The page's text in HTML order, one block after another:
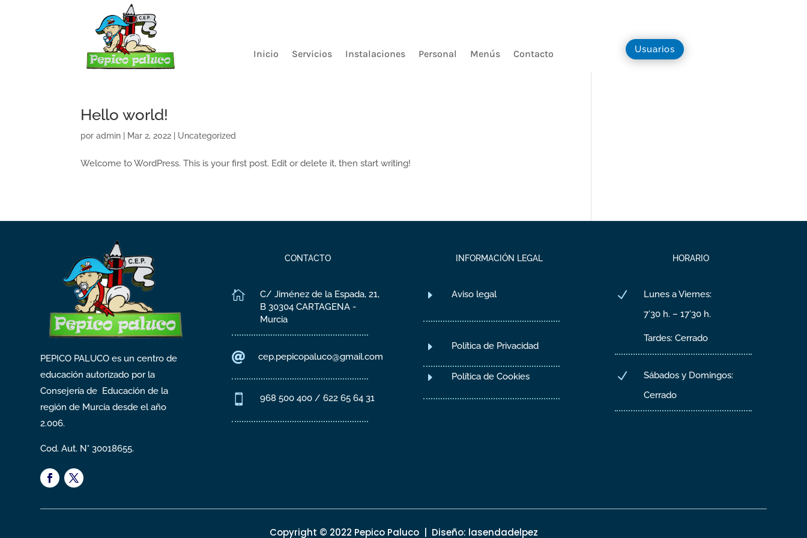
Inicio Servicios Instalaciones Personal Menús Contacto Usuarios
Hello world!
poradmin Mar 2, 2022 Uncategorized
Welcome to WordPress. This is your first post. Edit or delete it, then start writing!
PEPICO PALUCO es un centro de
educación autorizado por la
Consejería de Educación de la
región de Murcia desde el año
2.006.
Cod. Aut. N° 30018655.
CONTACTO

C/ Jiménez de la Espada, 21,
B 30304 CARTAGENA -
Murcia
 cep.pepicopaluco@gmail.com
 968 500 400 / 622 65 64 31
INFORMACIÓN LEGAL
E Aviso legal
E Política de Privacidad
E Política de Cookies
HORARIO
N
Lunes a Viernes:
7’30 h. – 17’30 h.
Tardes: Cerrado
N
Sábados y Domingos:
Cerrado
Copyright © 2022 Pepico Paluco | Diseño: lasendadelpez